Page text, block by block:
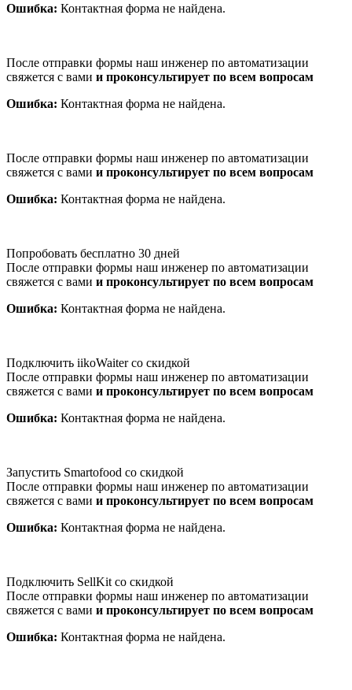
Ошибка: Контактная форма не найдена.
После отправки формы наш инженер по автоматизации
свяжется с вами и проконсультирует по всем вопросам
Ошибка: Контактная форма не найдена.
После отправки формы наш инженер по автоматизации
свяжется с вами и проконсультирует по всем вопросам
Ошибка: Контактная форма не найдена.
Попробовать бесплатно 30 дней
После отправки формы наш инженер по автоматизации
свяжется с вами и проконсультирует по всем вопросам
Ошибка: Контактная форма не найдена.
Подключить iikoWaiter со скидкой
После отправки формы наш инженер по автоматизации
свяжется с вами и проконсультирует по всем вопросам
Ошибка: Контактная форма не найдена.
Запустить Smartofood со скидкой
После отправки формы наш инженер по автоматизации
свяжется с вами и проконсультирует по всем вопросам
Ошибка: Контактная форма не найдена.
Подключить SellKit со скидкой
После отправки формы наш инженер по автоматизации
свяжется с вами и проконсультирует по всем вопросам
Ошибка: Контактная форма не найдена.